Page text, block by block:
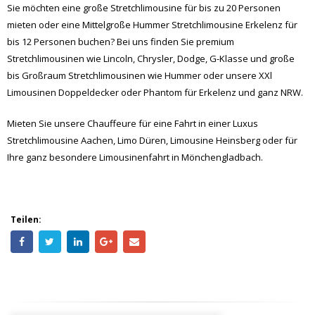
Sie möchten eine große Stretchlimousine für bis zu 20 Personen
mieten oder eine Mittelgroße Hummer Stretchlimousine Erkelenz für
bis 12 Personen buchen? Bei uns finden Sie premium
Stretchlimousinen wie Lincoln, Chrysler, Dodge, G-Klasse und große
bis Großraum Stretchlimousinen wie Hummer oder unsere XXl
Limousinen Doppeldecker oder Phantom für Erkelenz und ganz NRW.
Mieten Sie unsere Chauffeure für eine Fahrt in einer Luxus
Stretchlimousine Aachen, Limo Düren, Limousine Heinsberg oder für
Ihre ganz besondere Limousinenfahrt in Mönchengladbach.
Teilen: